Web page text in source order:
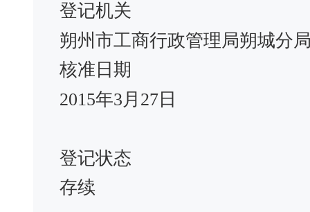
登记机关
朔州市工商行政管理局朔城分
核准日期
2015年3月27日
登记状态
存续